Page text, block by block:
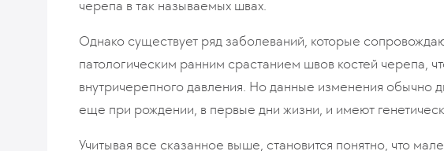
черепа в так называемых швах.
Однако существует ряд заболеваний, которые
патологическим ранним срастанием швов костей черепа,
внутричерепного давления. Но данные изменения обычно
еще при рождении, в первые дни жизни, и имеют
Учитывая все сказанное выше, становится понятно, что